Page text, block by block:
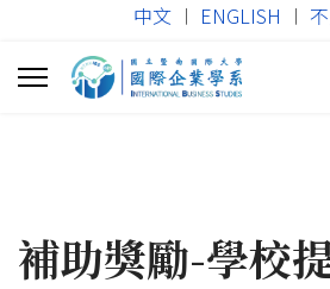
中文 ︱ ENGLISH ︱
補助獎勵-學校